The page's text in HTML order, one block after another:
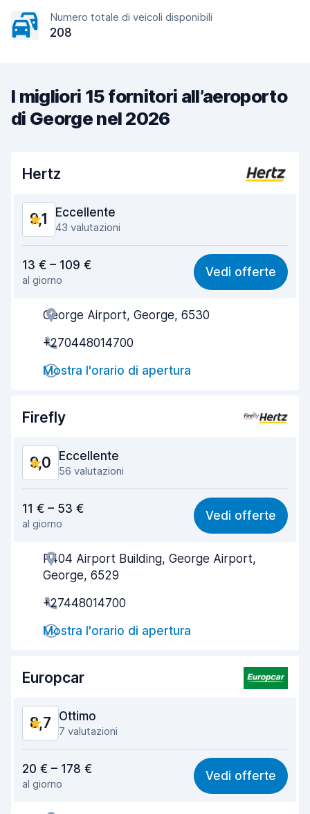
Numero totale di veicoli disponibili
208
I migliori 15 fornitori all’aeroporto
di George nel 2026
Hertz
9,1 Eccellente
43 valutazioni
8,6
Facile da trovare 9,5
Gentilezza degli agenti
Rapidità del ritiro
Rapidità della riconsegna
13 € – 109 €
al giorno
Vedi offerte
George Airport, George, 6530
+270448014700
Mostra l'orario di apertura
Firefly
9,0 Eccellente
56 valutazioni
8,4
Facile da trovare 9,1
Gentilezza degli agenti
Condizioni dell'auto 9,1
11 € – 53 €
al giorno
Vedi offerte
R404 Airport Building, George Airport,
George, 6529
+27448014700
Mostra l'orario di apertura
Europcar
8,7 Ottimo
7 valutazioni
8,2
Facile da trovare 8,7
20 € – 178 €
al giorno
Vedi offerte